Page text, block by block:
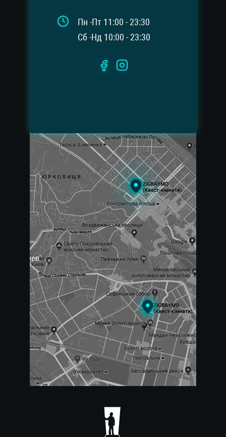
Пн -Пт 11:00 - 23:30
Сб -Нд 10:00 - 23:30